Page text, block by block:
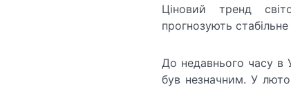
Ціновий тренд
прогнозують
До недавнього часу в
був незначним. У